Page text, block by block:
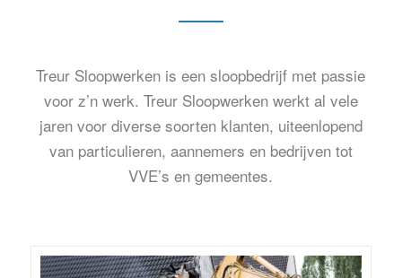
Treur Sloopwerken is een sloopbedrijf met passie
voor z’n werk. Treur Sloopwerken werkt al vele
jaren voor diverse soorten klanten, uiteenlopend
van particulieren, aannemers en bedrijven tot
VVE’s en gemeentes.